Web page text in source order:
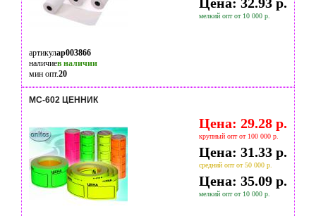
мелкий опт от 10 000 р.
артикулap003866
наличиев наличии
мин опт.20
MC-602 ЦЕННИК
Цена: 29.28 р.
крупный опт от 100 000 р.
Цена: 31.33 р.
средний опт от 50 000 р.
Цена: 35.09 р.
мелкий опт от 10 000 р.